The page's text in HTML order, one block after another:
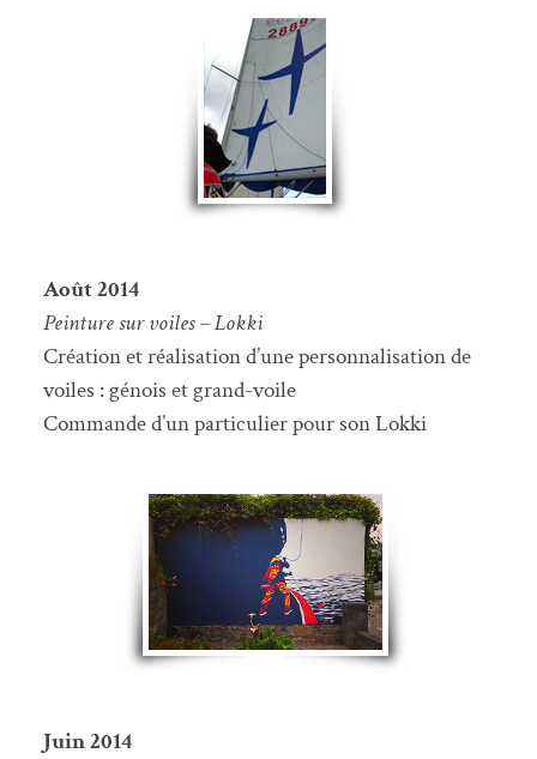
Août 2014
Peinture sur voiles – Lokki
Création et réalisation d’une personnalisation de
voiles : génois et grand-voile
Commande d’un particulier pour son Lokki
Juin 2014